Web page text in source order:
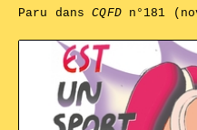
Paru dansCQFDn°181